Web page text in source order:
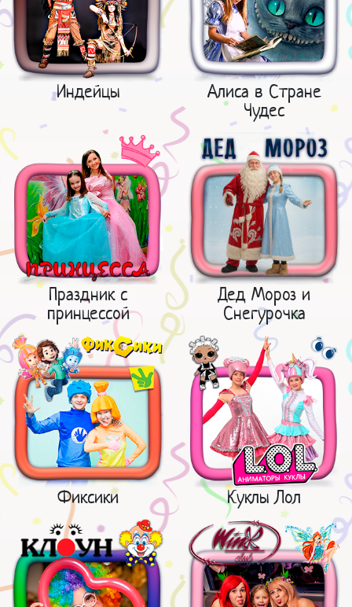
Индейцы
Алиса в Стране
Чудес
Праздник с
принцессой
Дед Мороз и
Снегурочка
Фиксики Куклы Лол